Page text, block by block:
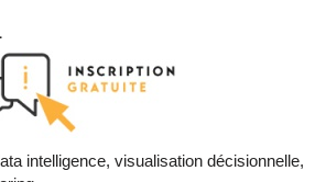
intelligence, visualisation décisionnelle,